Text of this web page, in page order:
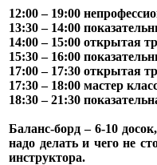
12:00 – 19:00
13:30 – 14:00
14:00 – 15:00 открытая
15:30 – 16:00
17:00 – 17:30 открытая
17:30 – 18:00 мастер
18:30 – 21:30
Баланс-борд – 6-10
надо делать и чего не
инструктора.